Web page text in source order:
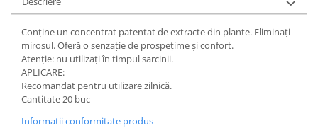
Conține un concentrat patentat de extracte din plante. Eliminați
mirosul. Oferă o senzație de prospețime și confort.
Atenție: nu utilizați în timpul sarcinii.
APLICARE:
Recomandat pentru utilizare zilnică.
Cantitate 20 buc
Informatii conformitate produs